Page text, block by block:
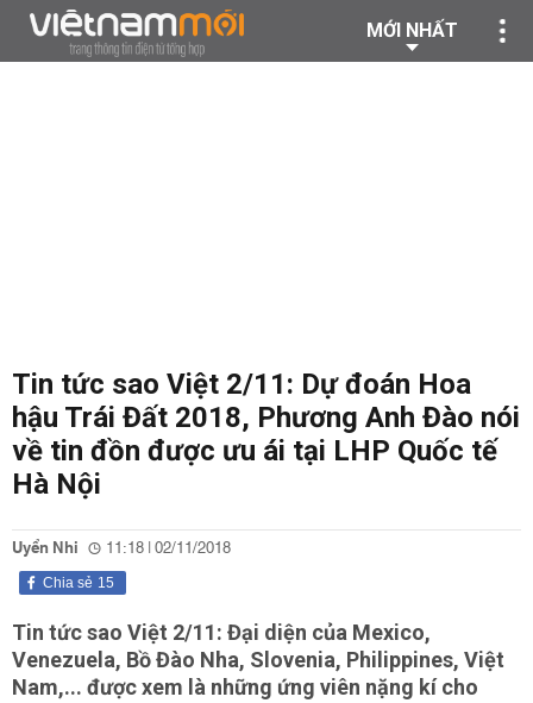
MỚI NHẤT
Tin tức sao Việt 2/11: Dự đoán Hoa
hậu Trái Đất 2018, Phương Anh Đào nói
về tin đồn được ưu ái tại LHP Quốc tế
Hà Nội
Uyển Nhi 11:18 | 02/11/2018
15
Chia sẻ
Tin tức sao Việt 2/11: Đại diện của Mexico,
Venezuela, Bồ Đào Nha, Slovenia, Philippines, Việt
Nam,... được xem là những ứng viên nặng kí cho